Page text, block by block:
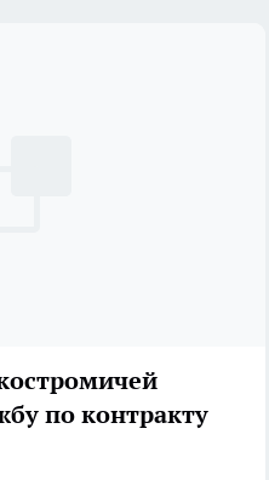
по контракту